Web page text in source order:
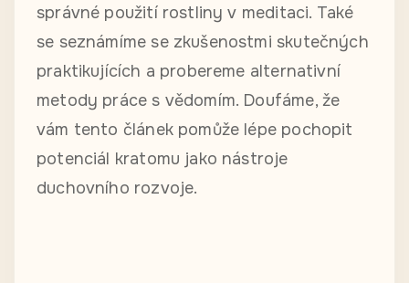
správné použití rostliny v meditaci. Také
se seznámíme se zkušenostmi skutečných
praktikujících a probereme alternativní
metody práce s vědomím. Doufáme, že
vám tento článek pomůže lépe pochopit
potenciál kratomu jako nástroje
duchovního rozvoje.